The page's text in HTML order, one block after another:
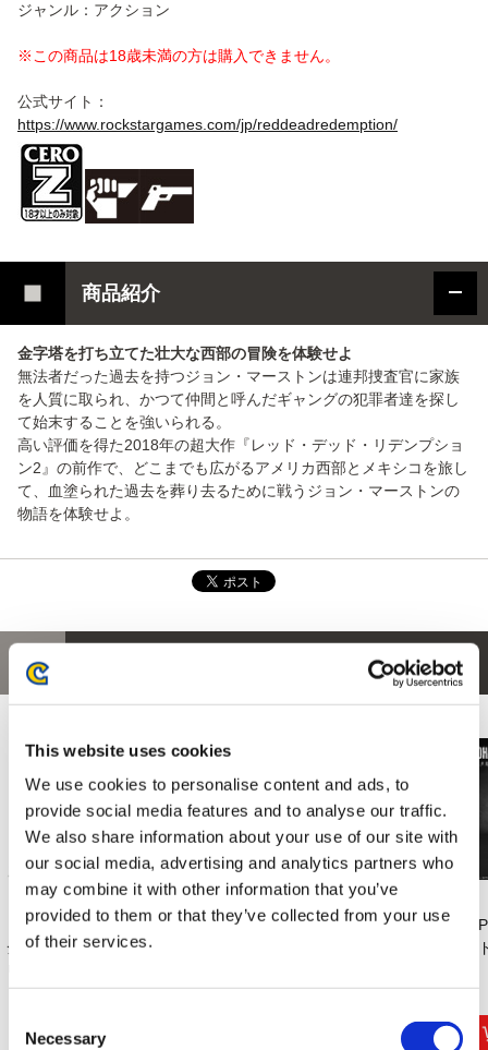
This website uses cookies
We use cookies to personalise content and ads, to
provide social media features and to analyse our traffic.
We also share information about your use of our site with
our social media, advertising and analytics partners who
may combine it with other information that you’ve
provided to them or that they’ve collected from your use
of their services.
Selection
Necessary
ジャンル：アクション
※この商品は18歳未満の方は購入できません。
公式サイト：
https://www.rockstargames.com/jp/reddeadredemption/
商品紹介
金字塔を打ち立てた壮大な西部の冒険を体験せよ
無法者だった過去を持つジョン・マーストンは連邦捜査官に家族
を人質に取られ、かつて仲間と呼んだギャングの犯罪者達を探し
て始末することを強いられる。
高い評価を得た2018年の超大作『レッド・デッド・リデンプショ
ン2』の前作で、どこまでも広がるアメリカ西部とメキシコを旅し
て、血塗られた過去を葬り去るために戦うジョン・マーストンの
物語を体験せよ。
【PS5】デッドライ
ジング デラックス
6,589円
【PS5】モンスター
9,990円
【PS5】モンスター
8,990円